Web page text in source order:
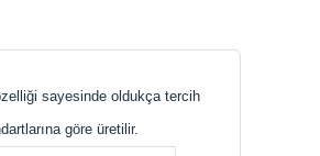
sayesinde oldukça tercih
göre üretilir.